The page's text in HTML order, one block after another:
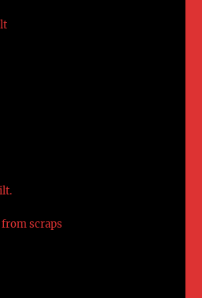
scraps